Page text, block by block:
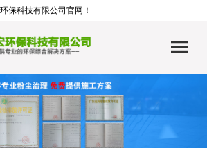
保科技有限公司官网！